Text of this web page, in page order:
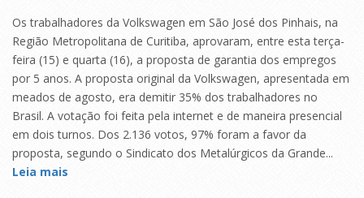
Os trabalhadores da Volkswagen em São José dos Pinhais, na
Região Metropolitana de Curitiba, aprovaram, entre esta terça-
feira (15) e quarta (16), a proposta de garantia dos empregos
por 5 anos. A proposta original da Volkswagen, apresentada em
meados de agosto, era demitir 35% dos trabalhadores no
Brasil. A votação foi feita pela internet e de maneira presencial
em dois turnos. Dos 2.136 votos, 97% foram a favor da
proposta, segundo o Sindicato dos Metalúrgicos da Grande...
Leia mais